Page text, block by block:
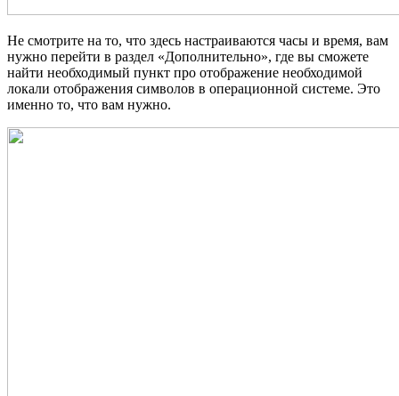
Не смотрите на то, что здесь настраиваются часы и время, вам
нужно перейти в раздел «Дополнительно», где вы сможете
найти необходимый пункт про отображение необходимой
локали отображения символов в операционной системе. Это
именно то, что вам нужно.